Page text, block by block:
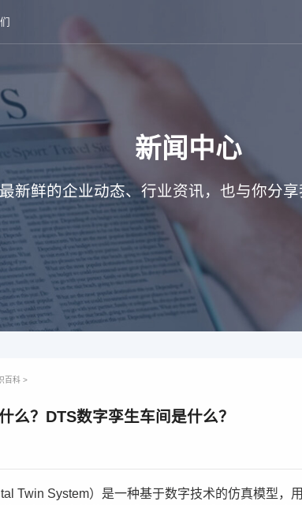
新闻中心
新鲜的企业动态、行业资讯，也与你分享
百科>
么？DTS数字孪生车间是什么？
Twin System）是一种基于数字技术的仿真模型，